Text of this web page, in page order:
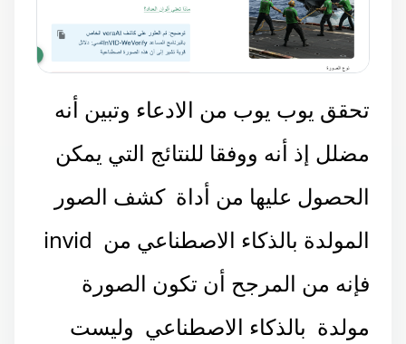
تحقق يوب يوب من الادعاء وتبين أنه
مضلل إذ أنه ووفقا للنتائج التي يمكن
الحصول عليها من أداة كشف الصور
فإنه من المرجح أن تكون الصورة
مولدة بالذكاء الاصطناعي وليست